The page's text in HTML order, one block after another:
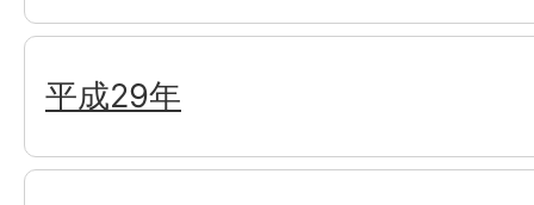
平成29年